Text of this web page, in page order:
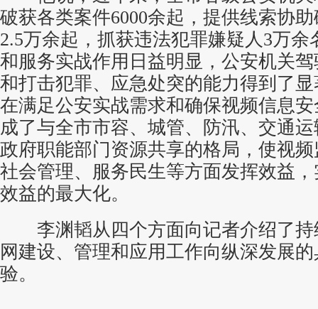
破获各类案件6000余起，提供线索协
2.5万余起，抓获违法犯罪嫌疑人3万余
和服务实战作用日益明显，公安机关
和打击犯罪、应急处突的能力得到了
在满足公安实战需求和确保视频信息
成了与全市市容、城管、防汛、交通
政府职能部门资源共享的格局，使视
社会管理、服务民生等方面发挥效益
效益的最大化。
李渊韬从四个方面向记者介绍了持
网建设、管理和应用工作向纵深发展
验。